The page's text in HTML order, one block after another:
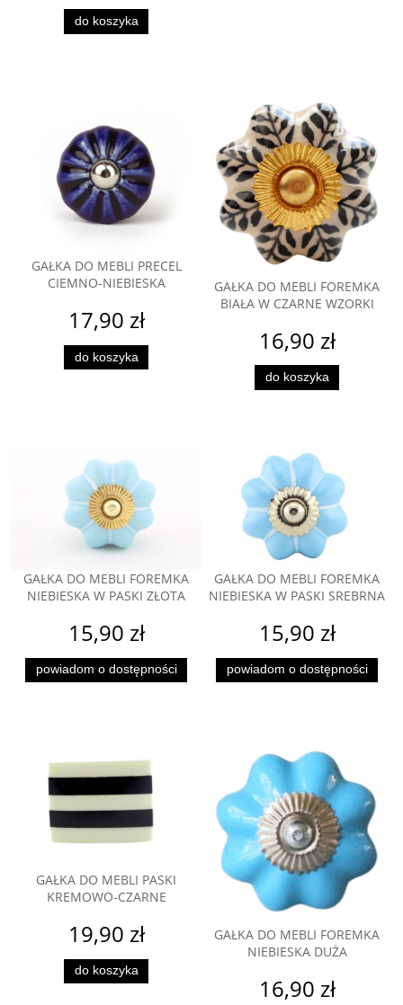
do koszyka
GAŁKA DO MEBLI PRECEL
CIEMNO-NIEBIESKA
17,90 zł
do koszyka
GAŁKA DO MEBLI FOREMKA
BIAŁA W CZARNE WZORKI
16,90 zł
do koszyka
GAŁKA DO MEBLI FOREMKA
NIEBIESKA W PASKI ZŁOTA
15,90 zł
powiadom o dostępności
GAŁKA DO MEBLI FOREMKA
NIEBIESKA W PASKI SREBRNA
15,90 zł
powiadom o dostępności
GAŁKA DO MEBLI PASKI
KREMOWO-CZARNE
19,90 zł
do koszyka
GAŁKA DO MEBLI FOREMKA
NIEBIESKA DUŻA
16,90 zł